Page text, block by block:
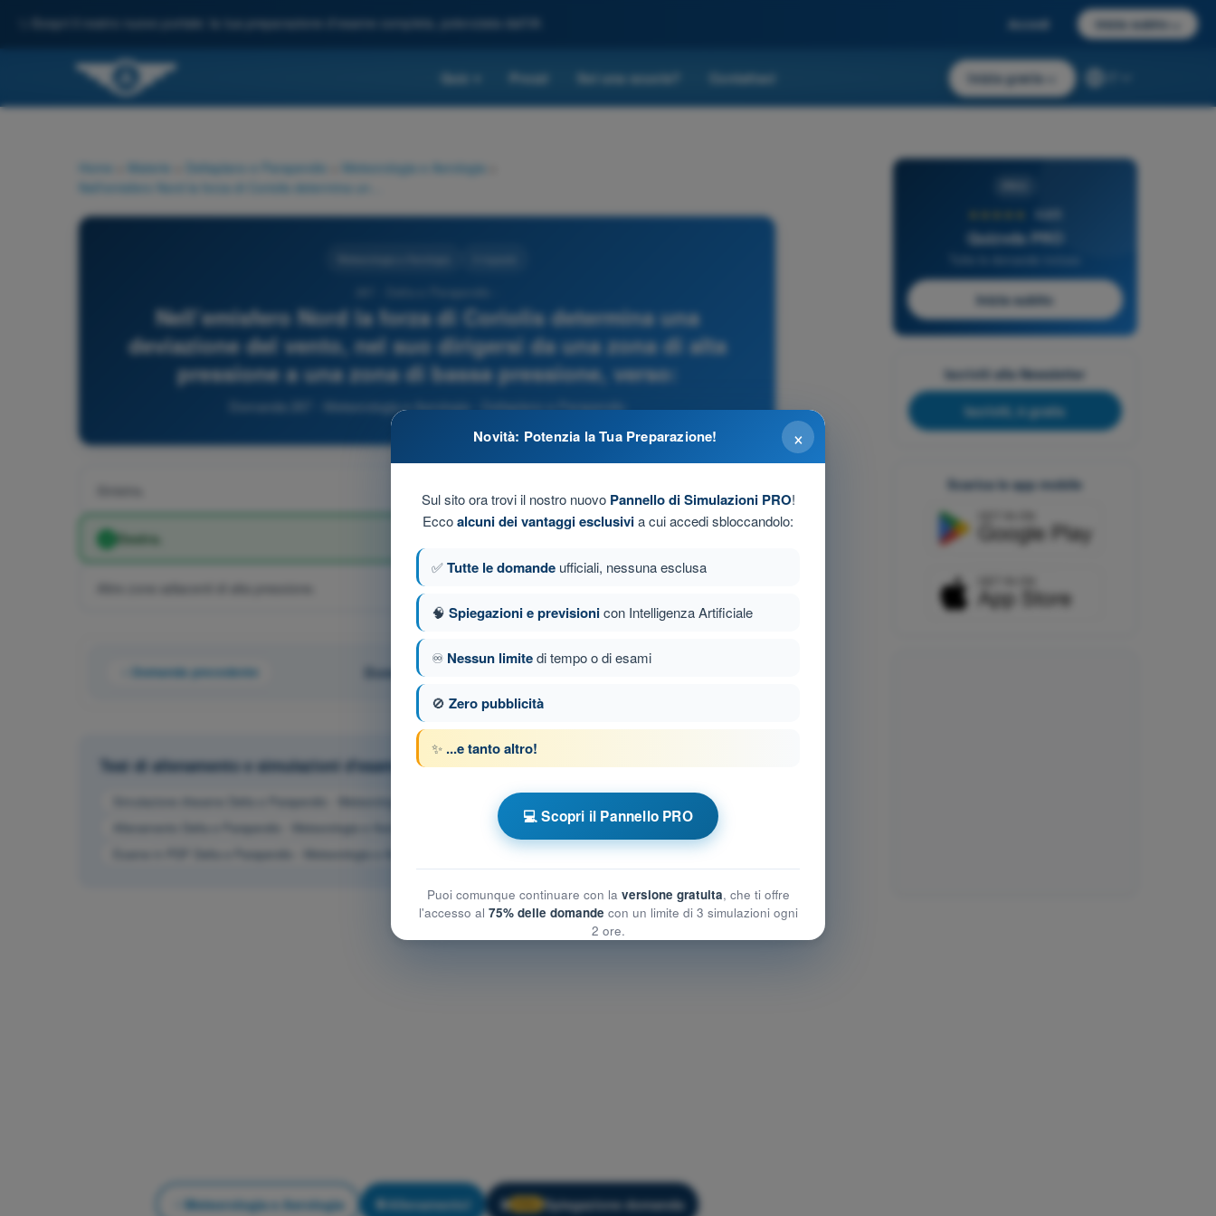
Scopri il nostro nuovo portale: la tua preparazione d'esame completa, potenziata dall'IA Accedi Inizia subito
Quiz Prezzi Sei una scuola? Contattaci Inizia gratis
Home Materie Deltaplano e Parapendio Meteorologia e Aerologia
Nell’emisfero Nord la forza di Coriolis determina una
deviazione del vento, nel suo dirigersi da una zona di alta
pressione a una zona di bassa pressione, verso:
Domanda 267 - Meteorologia e Aerologia - Deltaplano e Parapendio
Destra.
Altre zone adiacenti di alta pressione.
Domanda precedente Domanda 33 di 120
Test di allenamento e simulazioni d'esame a tempo Deltaplano e Parapendio
Simulazione d'esame Delta e Parapendio - Meteorologia e Aerologia
Allenamento Delta e Parapendio - Meteorologia e Aerologia
Esame in PDF Delta e Parapendio - Meteorologia e Aerologia
Meteorologia e Aerologia Allenamento! 🔒 Spiegazione domanda
4,6/5
Quizvds PRO
Inizia subito
Iscriviti alla Newsletter
Iscriviti, è gratis
Scarica le app mobile
×
Novità: Potenzia la Tua Preparazione!
Sul sito ora trovi il nostro nuovo Pannello di Simulazioni PRO!
Eccoalcuni dei vantaggi esclusivia cui accedi sbloccandolo:
✅Tutte le domande ufficiali, nessuna esclusa
🧠 Spiegazioni e previsionicon Intelligenza Artificiale
♾️ Nessun limitedi tempo o di esami
🚫 Zero pubblicità
✨ ...e tanto altro!
💻 Scopri il Pannello PRO
Puoi comunque continuare con la versione gratuita, che ti offre
l'accesso al 75% delle domande con un limite di 3 simulazioni ogni
2 ore.